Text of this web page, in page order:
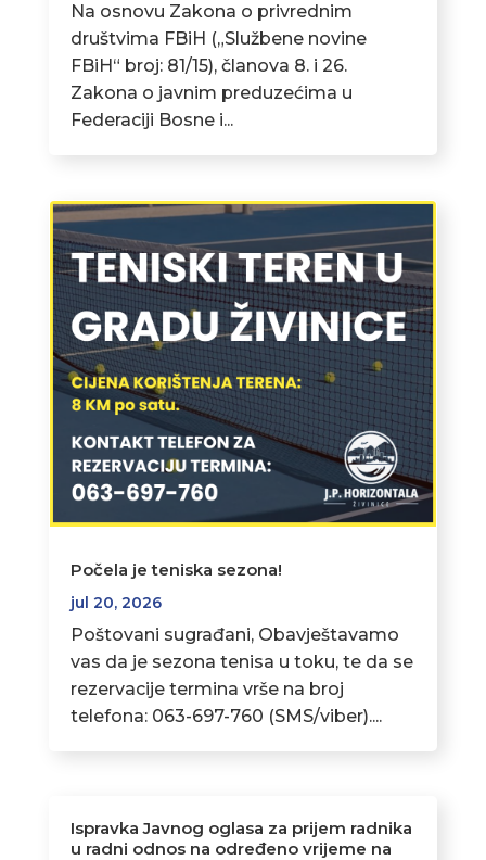
Na osnovu Zakona o privrednim
društvima FBiH („Službene novine
FBiH“ broj: 81/15), članova 8. i 26.
Zakona o javnim preduzećima u
Federaciji Bosne i...
Počela je teniska sezona!
jul 20, 2026
Poštovani sugrađani, Obavještavamo
vas da je sezona tenisa u toku, te da se
rezervacije termina vrše na broj
telefona: 063-697-760 (SMS/viber)....
Ispravka Javnog oglasa za prijem radnika
u radni odnos na određeno vrijeme na